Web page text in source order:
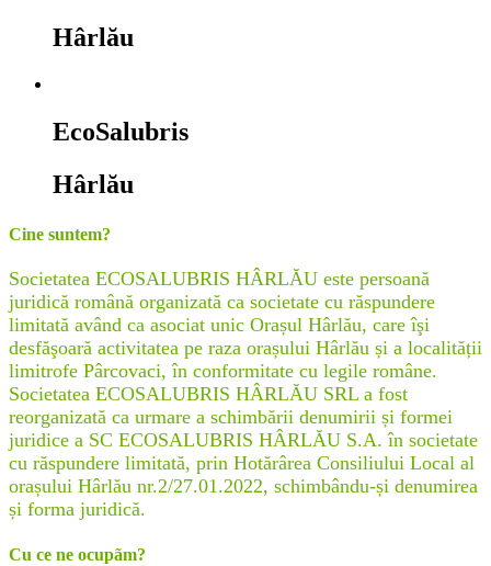
Hârlău
EcoSalubris
Hârlău
Cine suntem?
Societatea ECOSALUBRIS HÂRLĂU este persoană
juridică română organizată ca societate cu răspundere
limitată având ca asociat unic Orașul Hârlău, care îşi
desfăşoară activitatea pe raza orașului Hârlău și a localității
limitrofe Pârcovaci, în conformitate cu legile române.
Societatea ECOSALUBRIS HÂRLĂU SRL a fost
reorganizată ca urmare a schimbării denumirii și formei
juridice a SC ECOSALUBRIS HÂRLĂU S.A. în societate
cu răspundere limitată, prin Hotărârea Consiliului Local al
orașului Hârlău nr.2/27.01.2022, schimbându-și denumirea
și forma juridică.
Cu ce ne ocupãm?